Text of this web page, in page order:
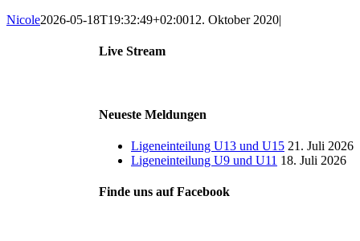
Nicole2026-05-18T19:32:49+02:0012. Oktober 2020|
Live Stream
Neueste Meldungen
Ligeneinteilung U13 und U15 21. Juli 2026
Ligeneinteilung U9 und U11 18. Juli 2026
Finde uns auf Facebook